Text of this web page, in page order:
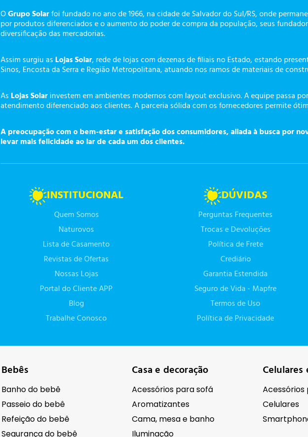
OGrupo Solarfoi fundado no ano de 1966, na cidade de Salvador do Sul/RS, onde
por produtos diferenciados e o aumento do poder de compra da população, seus
diversificação das mercadorias.
Assim surgiu as Lojas Solar, rede de lojas com dezenas de filiais no Estado, estando
Sinos, Encosta da Serra e Região Metropolitana, atuando nos ramos de materiais de
As Lojas Solarinvestem em ambientes modernos com layout exclusivo. A equipe passa
atendimento diferenciado aos clientes. A parceria sólida com os fornecedores permite
A preocupação com o bem-estar e satisfação dos consumidores, aliada à busca por
levar mais felicidade ao lar de cada um dos clientes.
INSTITUCIONAL
Quem Somos
Naturovos
Lista de Casamento
Revistas de Ofertas
Nossas Lojas
Portal do Cliente APP
Blog
Trabalhe Conosco
DÚVIDAS
Perguntas Frequentes
Trocas e Devoluções
Política de Frete
Crediário
Garantia Estendida
Seguro de Vida - Mapfre
Termos de Uso
Política de Privacidade
Bebês
Banho do bebê
Passeio do bebê
Refeição do bebê
Segurança do bebê
Casa e decoração
Acessórios para sofá
Aromatizantes
Cama, mesa e banho
Iluminação
Celulares
Celulares